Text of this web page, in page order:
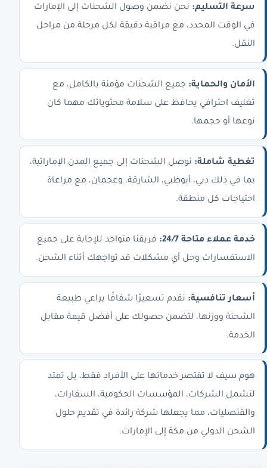
سرعة التسليم: نحن نضمن وصول الشحنات إلى الإمارات
في الوقت المحدد، مع مراقبة دقيقة لكل مرحلة من مراحل
النقل.
الأمان والحماية: جميع الشحنات مؤمنة بالكامل، مع
تغليف احترافي يحافظ على سلامة محتوياتك مهما كان
نوعها أو حجمها.
تغطية شاملة: نوصل الشحنات إلى جميع المدن الإماراتية،
بما في ذلك دبي، أبوظبي، الشارقة، وعجمان، مع مراعاة
احتياجات كل منطقة.
خدمة عملاء متاحة 24/7:
فريقنا متواجد للإجابة على جميع
الاستفسارات وحل أي مشكلات قد تواجهك أثناء الشحن.
أسعار تنافسية: نقدم تسعيرًا شفافًا يراعي طبيعة
الشحنة ووزنها، لتضمن حصولك على أفضل قيمة مقابل
الخدمة.
هوم سيف لا تقتصر خدماتها على الأفراد فقط، بل تمتد
لتشمل الشركات، المؤسسات الحكومية، السفارات،
والقنصليات، مما يجعلها شركة رائدة في تقديم حلول
الشحن الدولي من مكة إلى الإمارات.